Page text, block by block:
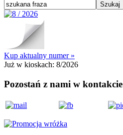
Kup aktualny numer »
Już w kioskach: 8/2026
Pozostań z nami w kontakcie